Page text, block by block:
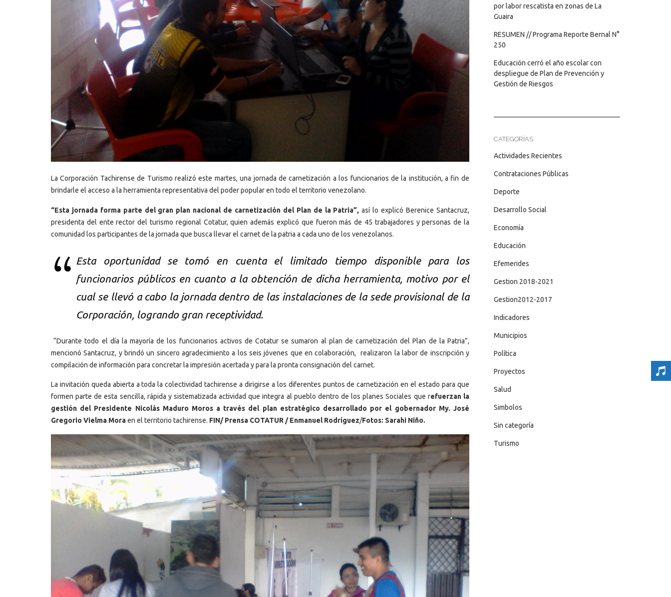
La Corporación Tachirense de Turismo realizó este martes, una jornada de carnetización a los funcionarios de la institución, a fin de
brindarle el acceso a la herramienta representativa del poder popular en todo el territorio venezolano.
“Esta jornada forma parte del gran plan nacional de carnetización del Plan de la Patria”, así lo explicó Berenice Santacruz,
presidenta del ente rector del turismo regional Cotatur, quien además explicó que fueron más de 45 trabajadores y personas de la
comunidad los participantes de la jornada que busca llevar el carnet de la patria a cada uno de los venezolanos.
Esta oportunidad se tomó en cuenta el limitado tiempo disponible para los
funcionarios públicos en cuanto a la obtención de dicha herramienta, motivo por el
cual se llevó a cabo la jornada dentro de las instalaciones de la sede provisional de la
Corporación, logrando gran receptividad.
“Durante todo el día la mayoría de los funcionarios activos de Cotatur se sumaron al plan de carnetización del Plan de la Patria”,
mencionó Santacruz, y brindó un sincero agradecimiento a los seis jóvenes que en colaboración, realizaron la labor de inscripción y
compilación de información para concretar la impresión acertada y para la pronta consignación del carnet.
La invitación queda abierta a toda la colectividad tachirense a dirigirse a los diferentes puntos de carnetización en el estado para que
formen parte de esta sencilla, rápida y sistematizada actividad que integra al pueblo dentro de los planes Sociales que refuerzan la
gestión del Presidente Nicolás Maduro Moros a través del plan estratégico desarrollado por el gobernador My. José
Gregorio Vielma Moraen el territorio tachirense. FIN/ Prensa COTATUR / Enmanuel Rodríguez/Fotos: Sarahi Niño.
por labor rescatista en zonas de La
Guaira
RESUMEN // Programa Reporte Bernal N°
250
Educación cerró el año escolar con
despliegue de Plan de Prevención y
Gestión de Riesgos
CATEGORÍAS
Actividades Recientes
Contrataciones Públicas
Deporte
Desarrollo Social
Economía
Educación
Efemerides
Gestion 2018-2021
Gestion2012-2017
Indicadores
Municipios
Política
Proyectos
Salud
Simbolos
Sin categoría
Turismo